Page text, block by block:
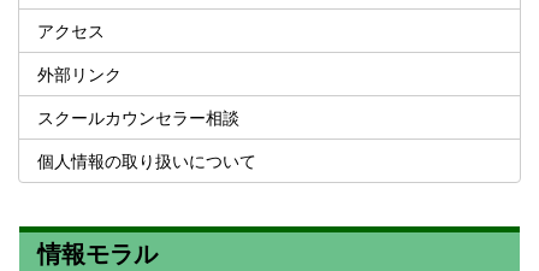
アクセス
外部リンク
スクールカウンセラー相談
個人情報の取り扱いについて
情報モラル